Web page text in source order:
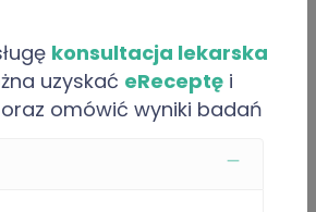
rodzinnej z doświadczeniem
opiece zdrowotnej oraz w
Pomagam pacjentom dorosłym w
omówieniu wyników badań oraz
konsultacja lekarska
uzyskać eReceptę i
oraz omówić wyniki badań